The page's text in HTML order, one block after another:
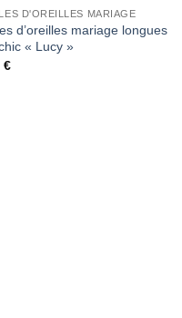
D'OREILLES MARIAGE
d’oreilles mariage longues
« Lucy »
€